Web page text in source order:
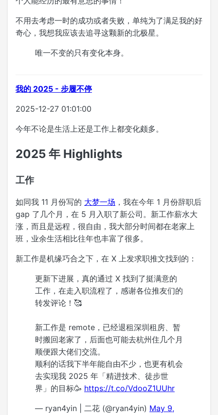
不用去考虑一时的成功或者失败，单纯为了满足我的好
奇心，我想我应该去追寻这颗新的北极星。
唯一不变的只有变化本身。
我的 2025 - 步履不停
2025-12-27 01:01:00
今年不论是生活上还是工作上都变化颇多。
2025 年 Highlights
工作
如同我 11 月份写的 大梦一场 ，我在今年 1 月份辞职后
gap 了几个月，在 5 月入职了新公司。新工作薪水大
涨，而且是远程，很自由，我大部分时间都在老家上
班，业余生活相比往年也丰富了很多。
新工作是机缘巧合之下，在 X 上发求职推文找到的：
更新下进展，真的通过 X 找到了挺满意的
工作，在走入职流程了，感谢各位推友们的
转发评论！🥰
新工作是 remote，已经退租深圳租房、暂
时搬回老家了，后面也可能去杭州住几个月
顺便跟大佬们交流。
顺利的话我下半年能自由不少，也更有机会
去实现我 2025 年「精进技术、徒步世
界」的目标🥳 https://t.co/VdooZ1UUhr
— ryan4yin | 二花 (@ryan4yin) May 9,